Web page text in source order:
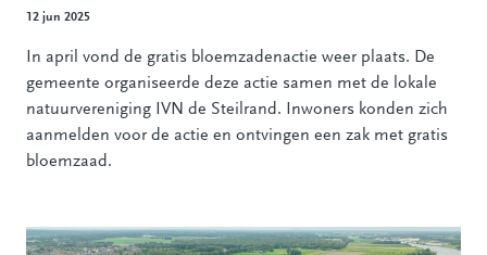
12 jun 2025
In april vond de gratis bloemzadenactie weer plaats. De
gemeente organiseerde deze actie samen met de lokale
natuurvereniging IVN de Steilrand. Inwoners konden zich
aanmelden voor de actie en ontvingen een zak met gratis
bloemzaad.